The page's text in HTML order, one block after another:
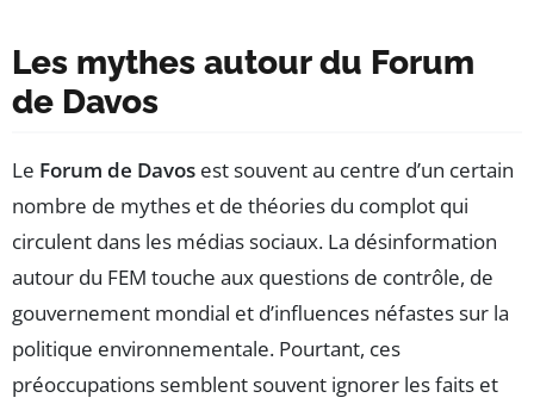
Les mythes autour du Forum
de Davos
Le Forum de Davos est souvent au centre d’un certain
nombre de mythes et de théories du complot qui
circulent dans les médias sociaux. La désinformation
autour du FEM touche aux questions de contrôle, de
gouvernement mondial et d’influences néfastes sur la
politique environnementale. Pourtant, ces
préoccupations semblent souvent ignorer les faits et